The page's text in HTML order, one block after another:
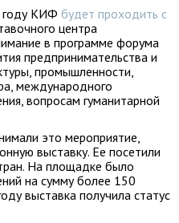
году КИФ будет проходить с
центра
в программе форума
предпринимательства и
промышленности,
международного
вопросам гуманитарной
это мероприятие,
выставку. Ее посетили
На площадке было
на сумму более 150
выставка получила статус